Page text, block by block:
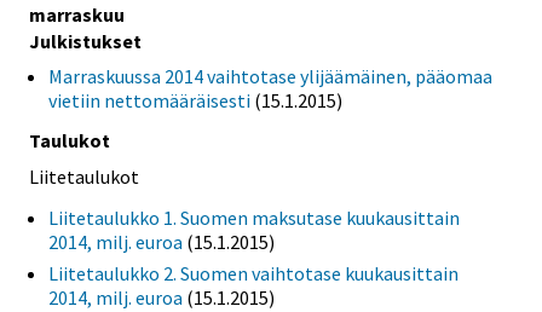
marraskuu
Julkistukset
Marraskuussa 2014 vaihtotase ylijäämäinen, pääomaa
vietiin nettomääräisesti (15.1.2015)
Taulukot
Liitetaulukot
Liitetaulukko 1. Suomen maksutase kuukausittain
2014, milj. euroa (15.1.2015)
Liitetaulukko 2. Suomen vaihtotase kuukausittain
2014, milj. euroa (15.1.2015)